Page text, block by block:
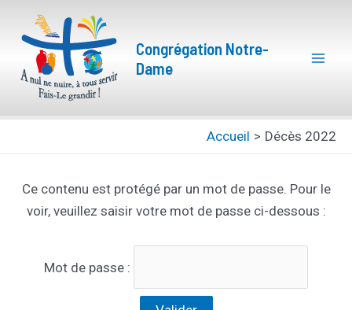
contenu
Congrégation Notre-
Dame
Accueil Décès 2022
Ce contenu est protégé par un mot de passe. Pour le
voir, veuillez saisir votre mot de passe ci-dessous :
Mot de passe :